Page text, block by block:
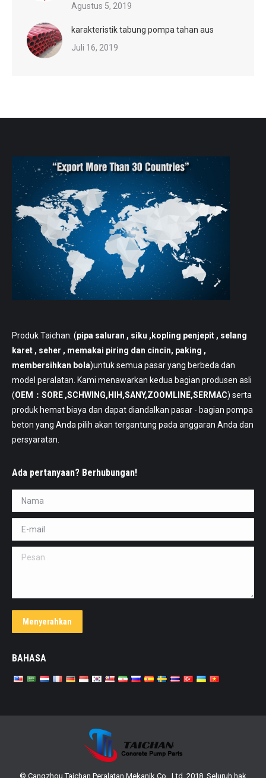
Agustus 5, 2019
karakteristik tabung pompa tahan aus
Juli 16, 2019
Produk Taichan: (pipa saluran , siku ,kopling penjepit , selang
karet , seher , memakai piring dan cincin, paking ,
membersihkan bola)untuk semua pasar yang berbeda dan
model peralatan. Kami menawarkan kedua bagian produsen asli
(OEM：SORE ,SCHWING,HIH,SANY,ZOOMLINE,SERMAC) serta
produk hemat biaya dan dapat diandalkan pasar - bagian pompa
beton yang Anda pilih akan tergantung pada anggaran Anda dan
persyaratan.
Ada pertanyaan? Berhubungan!
Nama *
E-mail *
Pesan
Menyerahkan
BAHASA
© Cangzhou Taichan Peralatan Mekanik Co., Ltd. 2018. Seluruh hak